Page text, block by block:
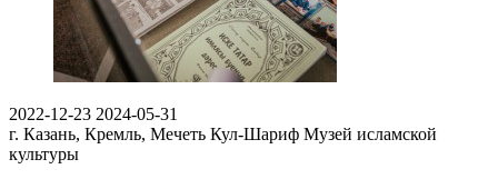
2022-12-23 2024-05-31
г. Казань, Кремль, Мечеть Кул-Шариф Музей исламской
культуры